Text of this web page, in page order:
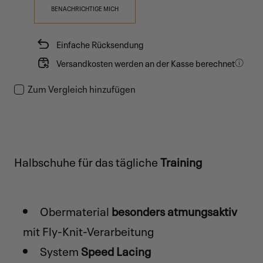
BENACHRICHTIGE MICH
Einfache Rücksendung
Versandkosten werden an der Kasse berechnet
Zum Vergleich hinzufügen
Halbschuhe für das täglicheTraining
Obermaterial besonders atmungsaktiv
mit Fly-Knit-Verarbeitung
System Speed Lacing